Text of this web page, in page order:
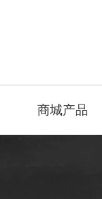
商城产品